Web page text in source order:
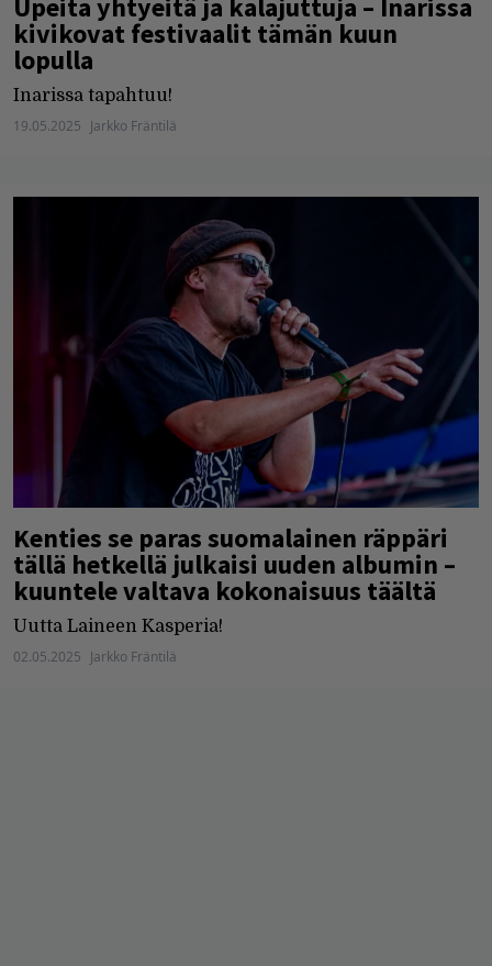
Upeita yhtyeitä ja kalajuttuja – Inarissa
kivikovat festivaalit tämän kuun
lopulla
Inarissa tapahtuu!
19.05.2025 Jarkko Fräntilä
Kenties se paras suomalainen räppäri
tällä hetkellä julkaisi uuden albumin –
kuuntele valtava kokonaisuus täältä
Uutta Laineen Kasperia!
02.05.2025 Jarkko Fräntilä